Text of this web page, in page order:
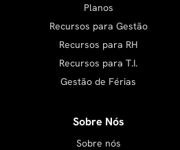
Planos
Recursos para Gestão
Recursos para RH
Recursos para T.I.
Gestão de Férias
Sobre Nós
Sobre nós